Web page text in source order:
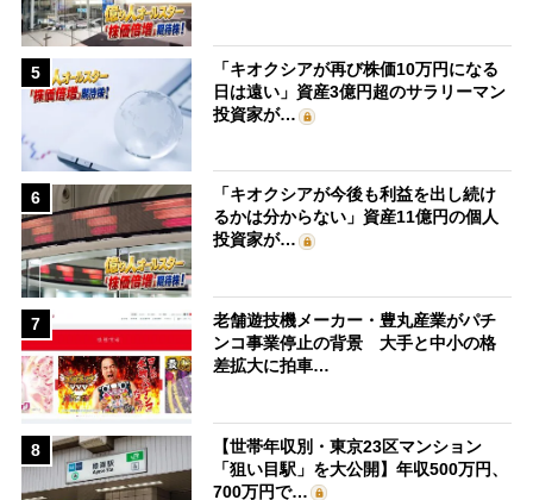
5
「キオクシアが再び株価10万円になる
日は遠い」資産3億円超のサラリーマン
投資家が…
6
「キオクシアが今後も利益を出し続け
るかは分からない」資産11億円の個人
投資家が…
7
老舗遊技機メーカー・豊丸産業がパチ
ンコ事業停止の背景 大手と中小の格
差拡大に拍車…
8
【世帯年収別・東京23区マンション
「狙い目駅」を大公開】年収500万円、
700万円で…